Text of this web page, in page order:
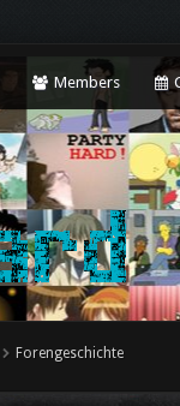
Members
Forengeschichte